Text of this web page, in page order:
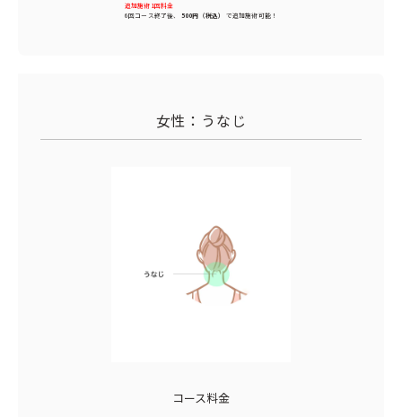
追加施術1回料金
6回コース終了後、 500円（税込） で追加施術可能！
女性：うなじ
コース料金